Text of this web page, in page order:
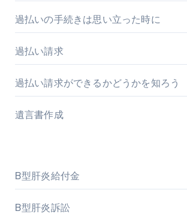
過払いの手続きは思い立った時に
過払い請求
過払い請求ができるかどうかを知ろう
遺言書作成
B型肝炎給付金
B型肝炎訴訟